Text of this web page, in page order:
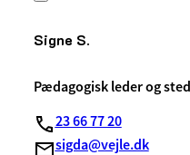
Signe S.
Pædagogisk leder og
23 66 77 20
sigda@vejle.dk